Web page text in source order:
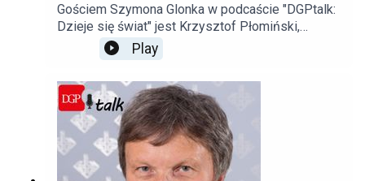
Gościem Szymona Glonka w podcaście "DGPtalk:
Dzieje się świat" jest Krzysztof Płomiński,
Ambasador tytularny, Doradca dyplomatyczny
Krajowej Izby Gospodarczej.
Play